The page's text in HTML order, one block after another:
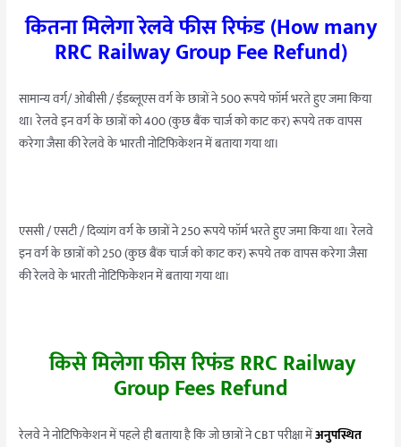
कितना मिलेगा रेलवे फीस रिफंड (How many
RRC Railway Group Fee Refund)
सामान्य वर्ग/ ओबीसी / ईडब्लूएस वर्ग के छात्रों ने 500 रूपये फॉर्म भरते हुए जमा किया
था। रेलवे इन वर्ग के छात्रों को 400 (कुछ बैंक चार्ज को काट कर) रूपये तक वापस
करेगा जैसा की रेलवे के भारती नोटिफिकेशन में बताया गया था।
एससी / एसटी / दिव्यांग वर्ग के छात्रों ने 250 रूपये फॉर्म भरते हुए जमा किया था। रेलवे
इन वर्ग के छात्रों को 250 (कुछ बैंक चार्ज को काट कर) रूपये तक वापस करेगा जैसा
की रेलवे के भारती नोटिफिकेशन में बताया गया था।
किसे मिलेगा फीस रिफंड RRC Railway
Group Fees Refund
रेलवे ने नोटिफिकेशन में पहले ही बताया है कि जो छात्रों ने CBT परीक्षा मेंअनुपस्थित